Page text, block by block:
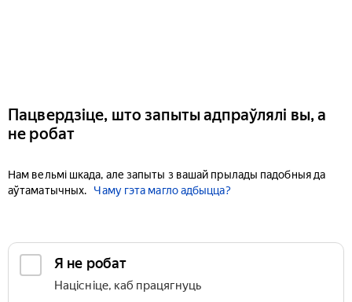
Пацвердзіце, што запыты адпраўлялі вы, а
не робат
Нам вельмі шкада, але запыты з вашай прылады падобныя да
аўтаматычных.
Чаму гэта магло адбыцца?
Я не робат
Націсніце, каб працягнуць